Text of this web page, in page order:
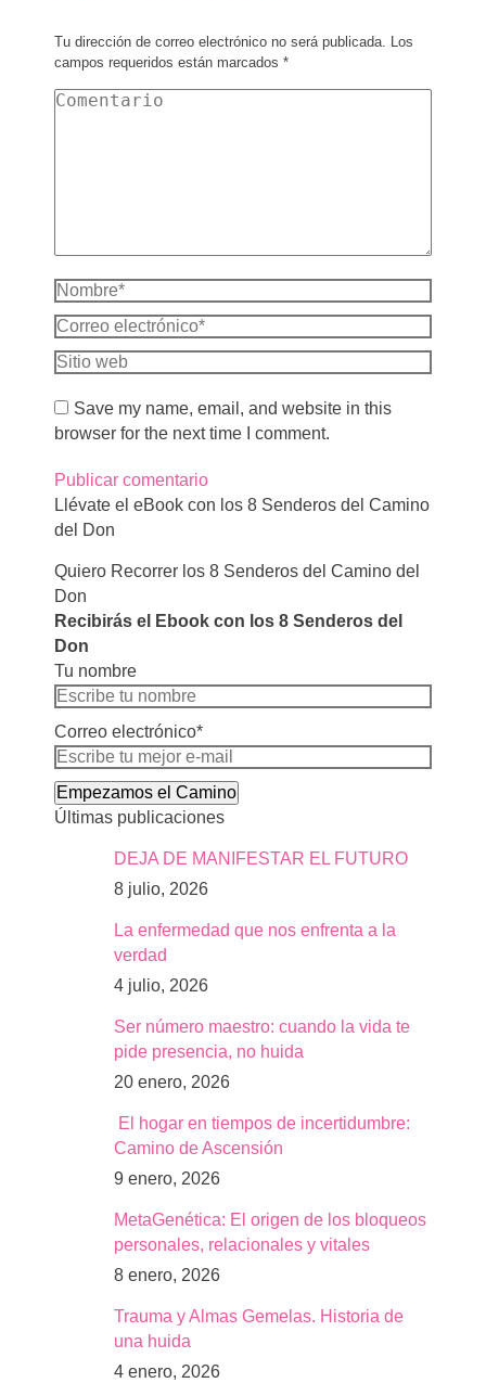
Tu dirección de correo electrónico no será publicada. Los
campos requeridos están marcados *
Comentario
Nombre *
Correo electrónico *
Sitio web
Save my name, email, and website in this
browser for the next time I comment.
Publicar comentario
Llévate el eBook con los 8 Senderos del Camino
del Don
Quiero Recorrer los 8 Senderos del Camino del
Don
Recibirás el Ebook con los 8 Senderos del
Don
Tu nombre
Correo electrónico*
Empezamos el Camino
Últimas publicaciones
DEJA DE MANIFESTAR EL FUTURO
8 julio, 2026
La enfermedad que nos enfrenta a la
verdad
4 julio, 2026
Ser número maestro: cuando la vida te
pide presencia, no huida
20 enero, 2026
El hogar en tiempos de incertidumbre:
Camino de Ascensión
9 enero, 2026
MetaGenética: El origen de los bloqueos
personales, relacionales y vitales
8 enero, 2026
Trauma y Almas Gemelas. Historia de
una huida
4 enero, 2026